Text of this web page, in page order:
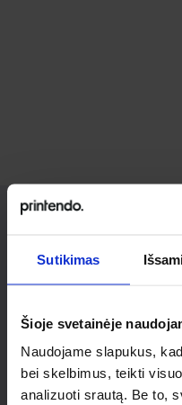
Sutikimas
Šioje svetainėje
Naudojame slapukus,
bei skelbimus, teikti
analizuoti srautą. Be to,
Ieškai
Susisiek su